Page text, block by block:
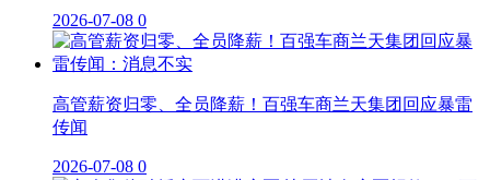
2026-07-08 0
高管薪资归零、全员降薪！百强车商兰天集团回应暴雷
传闻
2026-07-08 0